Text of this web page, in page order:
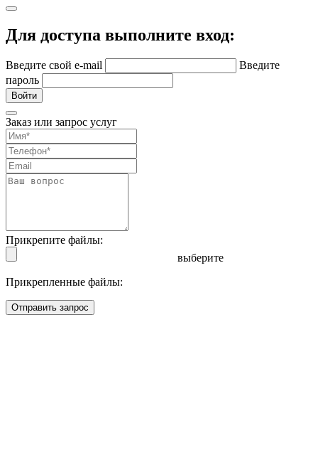
Для доступа выполните вход:
Введите свой e-mail
Введите
пароль
Войти
Заказ или запрос услуг
Прикрепите файлы:
выберите
Прикрепленные файлы:
Отправить запрос